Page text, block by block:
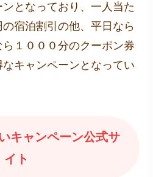
となっており、一人当た
宿泊割引の他、平日なら
１０００分のクーポン券
キャンペーンとなってい
キャンペーン公式サ
イト